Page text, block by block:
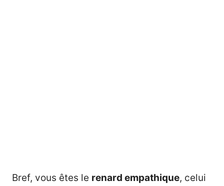
Bref, vous êtes le renard empathique, celui